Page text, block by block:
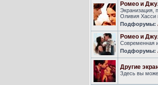
Ромео и
Экранизация,
Оливия Хасси
Подфорумы:
Ромео и
Современная
Подфорумы:
Другие
Здесь вы